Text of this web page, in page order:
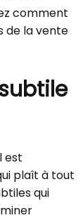
comment
de la vente
est
plaît à tout
qui